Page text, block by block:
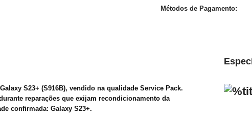
Métodos de Pagamento:
S23+ (S916B), vendido na qualidade Service Pack.
reparações que exijam recondicionamento da
confirmada: Galaxy S23+.